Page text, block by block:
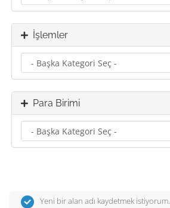
İşlemler
Para Birimi
Yeni bir alan adı kaydetmek istiyorum.